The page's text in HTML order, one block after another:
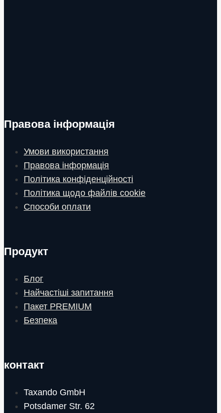
Правова інформація
Умови використання
Правова інформація
Політика конфіденційності
Політика щодо файлів cookie
Способи оплати
Продукт
Блог
Найчастіші запитання
Пакет PREMIUM
Безпека
контакт
Taxando GmbH
Potsdamer Str. 62